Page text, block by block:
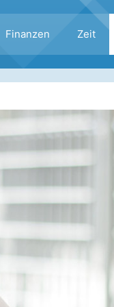
Finanzen Zeit